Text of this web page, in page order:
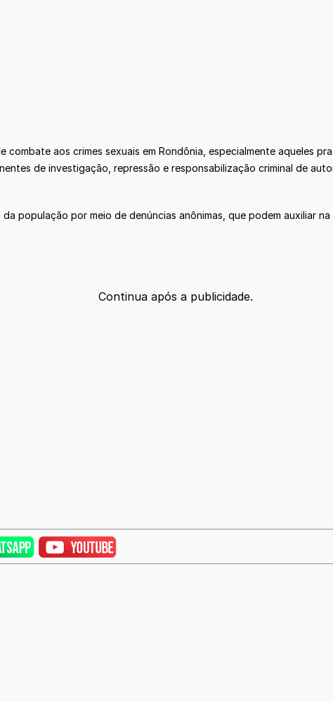
aos crimes sexuais em Rondônia, especialmente aqueles
de investigação, repressão e responsabilização criminal de
população por meio de denúncias anônimas, que podem auxiliar
Continua após a publicidade.